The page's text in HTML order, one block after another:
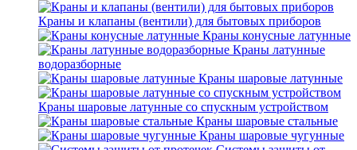
Краны и клапаны (вентили) для бытовых приборов
Краны конусные латунные
Краны латунные
водоразборные
Краны шаровые латунные
Краны шаровые латунные со спускным устройством
Краны шаровые стальные
Краны шаровые чугунные